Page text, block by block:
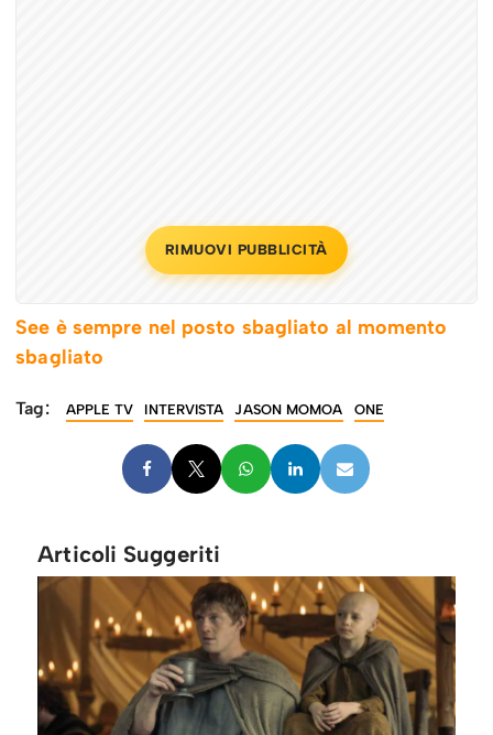
RIMUOVI PUBBLICITÀ
See è sempre nel posto sbagliato al momento
sbagliato
Tag: APPLE TV INTERVISTA JASON MOMOA ONE
Articoli Suggeriti